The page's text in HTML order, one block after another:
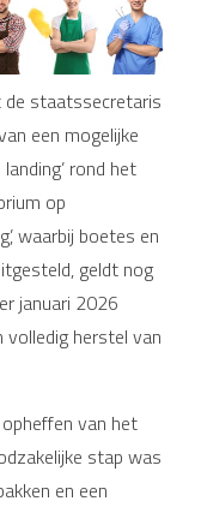
de staatssecretaris
een mogelijke
rond het
op
waarbij boetes en
geldt nog
januari 2026
volledig herstel van
van het
stap was
en een